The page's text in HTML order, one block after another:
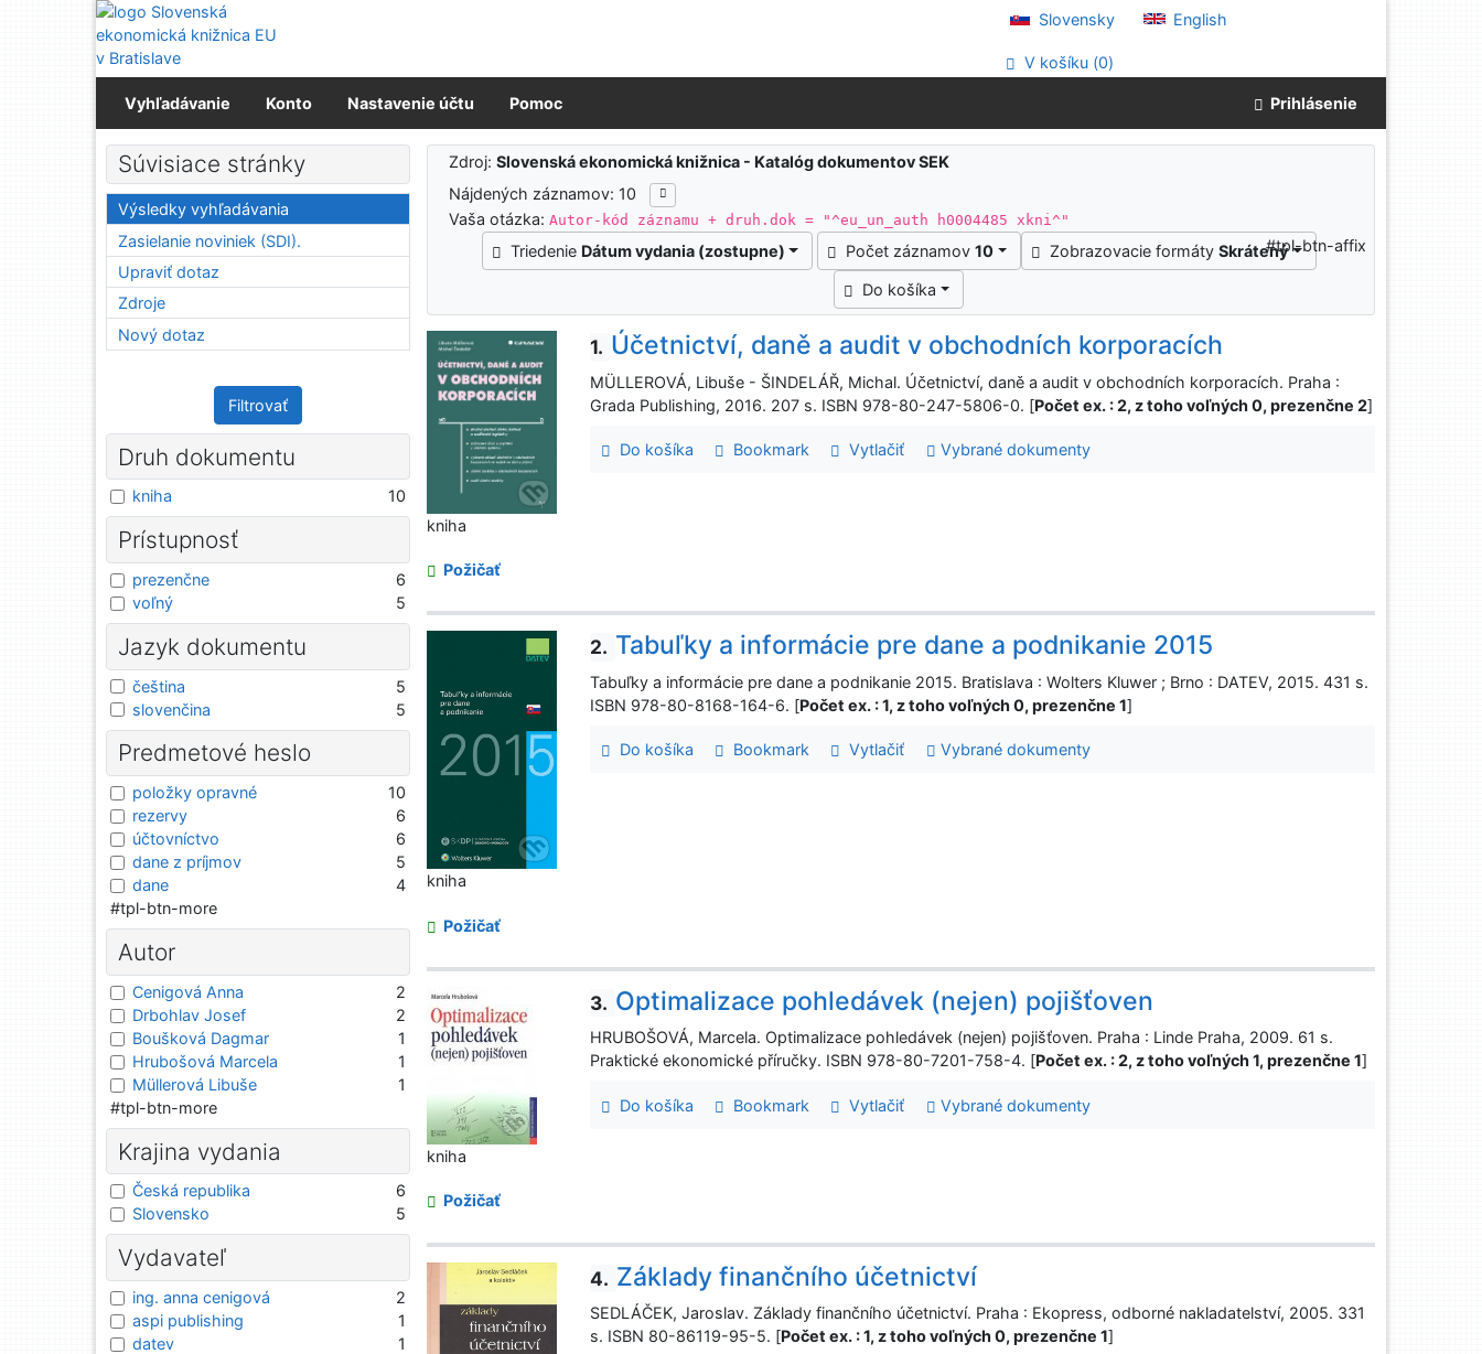
Prejsť na obsah
Prejsť na menu
Prehlásenie o webovej prístupnosti
Slovensky English
V košíku (0)
Vyhľadávanie Konto Nastavenie účtu Pomoc Prihlásenie
Výsledky vyhľadávania
Zdroj:Slovenská ekonomická knižnica - Katalóg dokumentov SEK
Nájdených záznamov: 10
Vaša otázka:Autor-kód záznamu + druh.dok = "^eu_un_auth h0004485 xkni^"
Triedenie Dátum vydania (zostupne) Počet záznamov10 Zobrazovacie formátySkrátený
Do košíka
#tpl-btn-affix
1. Účetnictví, daně a audit v obchodních korporacích
MÜLLEROVÁ, Libuše - ŠINDELÁŘ, Michal. Účetnictví, daně a audit v obchodních korporacích. Praha :
Grada Publishing, 2016. 207 s. ISBN 978-80-247-5806-0. [Počet ex. : 2, z toho voľných 0, prezenčne 2]
Do košíka Bookmark Vytlačiť Vybrané dokumenty
kniha
Požičať
2. Tabuľky a informácie pre dane a podnikanie 2015
Tabuľky a informácie pre dane a podnikanie 2015. Bratislava : Wolters Kluwer ; Brno : DATEV, 2015. 431 s.
ISBN 978-80-8168-164-6. [Počet ex. : 1, z toho voľných 0, prezenčne 1]
Do košíka Bookmark Vytlačiť Vybrané dokumenty
kniha
Požičať
3. Optimalizace pohledávek (nejen) pojišťoven
HRUBOŠOVÁ, Marcela. Optimalizace pohledávek (nejen) pojišťoven. Praha : Linde Praha, 2009. 61 s.
Praktické ekonomické příručky. ISBN 978-80-7201-758-4. [Počet ex. : 2, z toho voľných 1, prezenčne 1]
Do košíka Bookmark Vytlačiť Vybrané dokumenty
kniha
Požičať
4. Základy finančního účetnictví
SEDLÁČEK, Jaroslav. Základy finančního účetnictví. Praha : Ekopress, odborné nakladatelství, 2005. 331
s. ISBN 80-86119-95-5. [Počet ex. : 1, z toho voľných 0, prezenčne 1]
Súvisiace stránky
Výsledky vyhľadávania
Zasielanie noviniek (SDI).
Upraviť dotaz
Zdroje
Nový dotaz
Filtrovať
Druh dokumentu
kniha 10
Prístupnosť
prezenčne
6
voľný
5
Jazyk dokumentu
čeština
5
slovenčina
5
Predmetové heslo
položky opravné
10
rezervy
6
účtovníctvo
6
dane z príjmov
5
dane
4
#tpl-btn-more
Autor
Cenigová Anna
2
Drbohlav Josef
2
Boušková Dagmar
1
Hrubošová Marcela
1
Müllerová Libuše
1
#tpl-btn-more
Krajina vydania
Česká republika
6
Slovensko
5
Vydavateľ
ing. anna cenigová
2
aspi publishing
1
datev
1